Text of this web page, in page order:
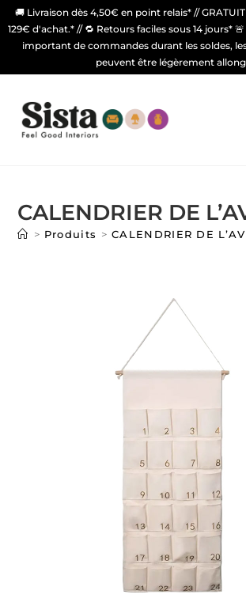
🚚 Livraison dès 4,50€ en point relais* //
129€ d'achat.* // 🔁 Retours faciles sous 14 jours*
important de commandes durant les soldes,
peuvent être légèrement
CALENDRIER DE
> Produits > CALENDRIER DE